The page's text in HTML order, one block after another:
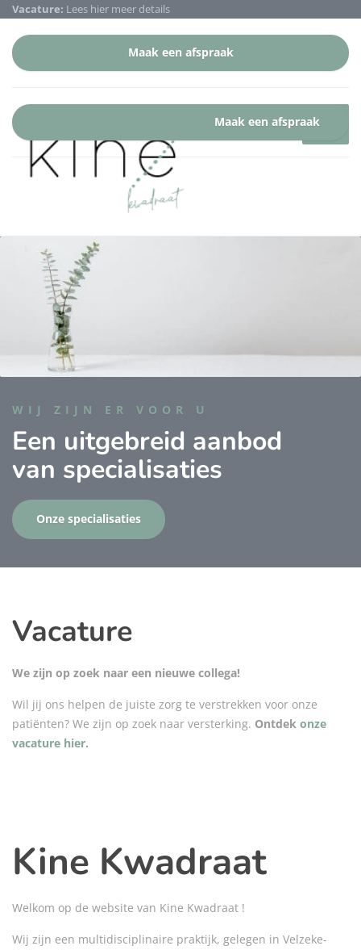
Vacature: Lees hier meer details
Maak een afspraak
Maak een afspraak
WIJ ZIJN ER VOOR U
Een uitgebreid aanbod
van specialisaties
Onze specialisaties
Vacature
We zijn op zoek naar een nieuwe collega!
Wil jij ons helpen de juiste zorg te verstrekken voor onze
patiënten? We zijn op zoek naar versterking. Ontdek onze
vacature hier.
Kine Kwadraat
Welkom op de website van Kine Kwadraat !
Wij zijn een multidisciplinaire praktijk, gelegen in Velzeke-